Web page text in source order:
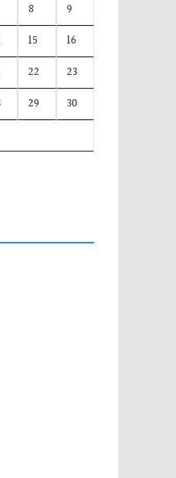
8
9
15
16
22
23
29
30